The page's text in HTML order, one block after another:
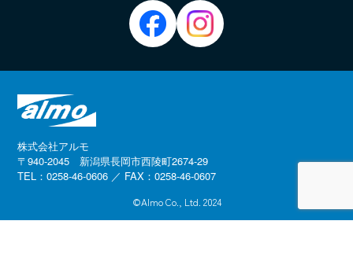
株式会社アルモ
〒940-2045 新潟県長岡市西陵町2674-29
TEL：0258-46-0606 ／ FAX：0258-46-0607
©Almo Co., Ltd. 2024